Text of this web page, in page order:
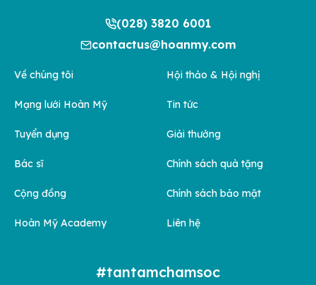
(028) 3820 6001
contactus@hoanmy.com
Về chúng tôi
Mạng lưới Hoàn Mỹ
Tuyển dụng
Bác sĩ
Cộng đồng
Hoàn Mỹ Academy
Hội thảo & Hội nghị
Tin tức
Giải thưởng
Chính sách quà tặng
Chính sách bảo mật
Liên hệ
#tantamchamsoc